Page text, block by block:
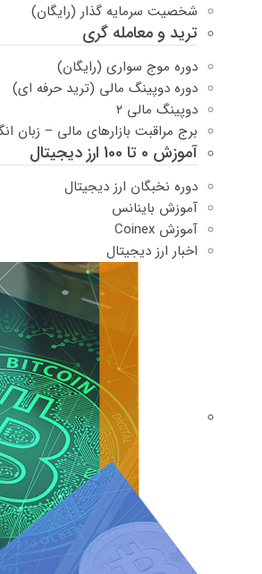
شخصیت سرمایه گذار (رایگان)
ترید و معامله گری
دوره موج سواری (رایگان)
دوره دوپینگ مالی (ترید حرفه ای)
دوپینگ مالی ۲
برج مراقبت بازارهای مالی – زبان
آموزش 0 تا 100 ارز دیجیتال
دوره نخبگان ارز دیجیتال
آموزش باینانس
آموزش Coinex
اخبار ارز دیجیتال